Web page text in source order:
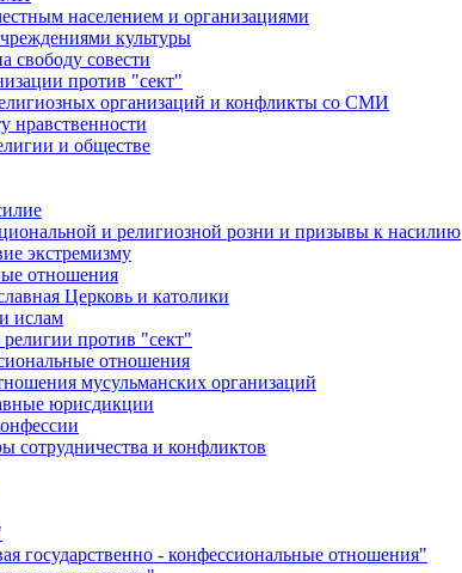
населением и организациями
культуры
свободу совести
против "сект"
организаций и конфликты со СМИ
нравственности
и обществе
и религиозной розни и призывы к насилию
экстремизму
отношения
Церковь и католики
ислам
против "сект"
отношения
мусульманских организаций
юрисдикции
сотрудничества и конфликтов
государственно - конфессиональные отношения"